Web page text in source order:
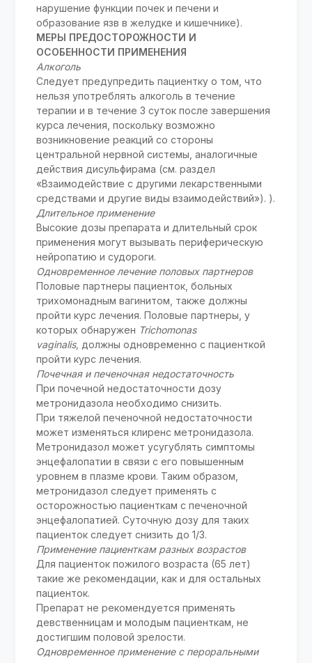
нарушение функции почек и печени и
образование язв в желудке и кишечнике).
МЕРЫ ПРЕДОСТОРОЖНОСТИ И
ОСОБЕННОСТИ ПРИМЕНЕНИЯ
Алкоголь
Следует предупредить пациентку о том, что
нельзя употреблять алкоголь в течение
терапии и в течение 3 суток после завершения
курса лечения, поскольку возможно
возникновение реакций со стороны
центральной нервной системы, аналогичные
действия дисульфирама (см. раздел
«Взаимодействие с другими лекарственными
средствами и другие виды взаимодействий»). ).
Длительное применение
Высокие дозы препарата и длительный срок
применения могут вызывать периферическую
нейропатию и судороги.
Одновременное лечение половых партнеров
Половые партнеры пациенток, больных
трихомонадным вагинитом, также должны
пройти курс лечения. Половые партнеры, у
которых обнаружен Trichomonas
vaginalis, должны одновременно с пациенткой
пройти курс лечения.
Почечная и печеночная недостаточность
При почечной недостаточности дозу
метронидазола необходимо снизить.
При тяжелой печеночной недостаточности
может изменяться клиренс метронидазола.
Метронидазол может усугублять симптомы
энцефалопатии в связи с его повышенным
уровнем в плазме крови. Таким образом,
метронидазол следует применять с
осторожностью пациенткам с печеночной
энцефалопатией. Суточную дозу для таких
пациенток следует снизить до 1/3.
Применение пациенткам разных возрастов
Для пациенток пожилого возраста (65 лет)
такие же рекомендации, как и для остальных
пациенток.
Препарат не рекомендуется применять
девственницам и молодым пациенткам, не
достигшим половой зрелости.
Одновременное применение с пероральными